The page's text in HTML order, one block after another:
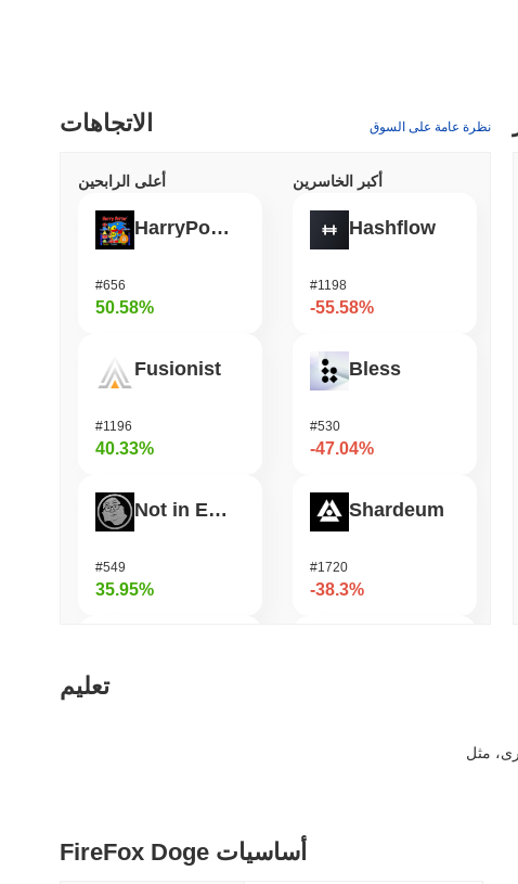
الاتجاهات نظرة عامة على السوق
أعلى الرابحين
HarryPotterObamaSonic10Inu (ETH)
#656
50.58%
Fusionist
#1196
40.33%
Not in Employment, Education, or Training
#549
35.95%
#540
أكبر الخاسرين
Hashflow
#1198
-55.58%
Bless
#530
-47.04%
Shardeum
#1720
-38.3%
تعليم
FireFox Doge أساسيات